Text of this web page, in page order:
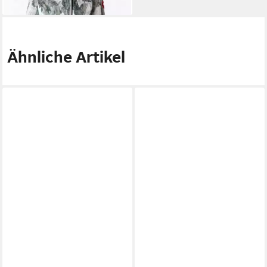
PRINT mit Kapuze
Ähnliche Artikel